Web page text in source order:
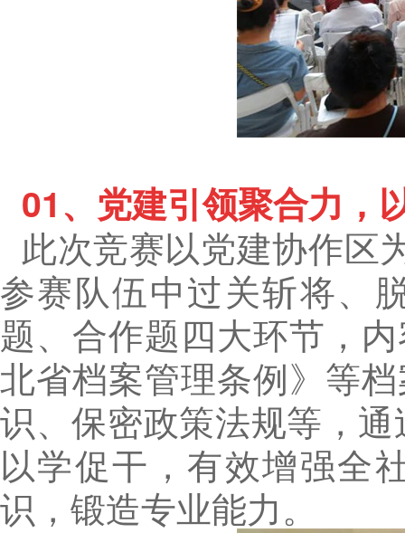
01、 党建引领聚合力，
此次竞赛以党建协作区
参赛队伍中过关斩将、
题、合作题四大环节，
北省档案管理条例》等
识、保密政策法规等，
以学促干，有效增强全
识，锻造专业能力。